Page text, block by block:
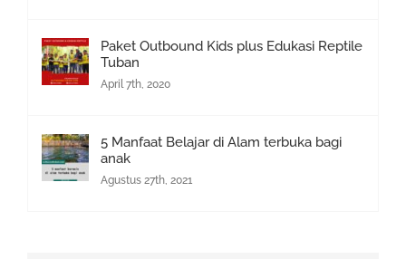
Paket Outbound Kids plus Edukasi Reptile
Tuban
April 7th, 2020
5 Manfaat Belajar di Alam terbuka bagi
anak
Agustus 27th, 2021